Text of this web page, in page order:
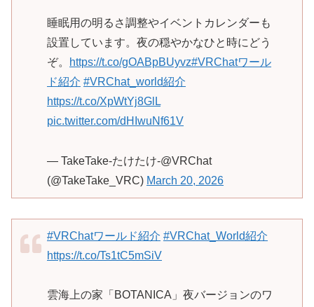
睡眠用の明るさ調整やイベントカレンダーも
設置しています。夜の穏やかなひと時にどう
ぞ。
https://t.co/gOABpBUyvz#VRChatワール
ド紹介 #VRChat_world紹介
https://t.co/XpWtYj8GlL
pic.twitter.com/dHIwuNf61V
— TakeTake-たけたけ-@VRChat
(@TakeTake_VRC) March 20, 2026
#VRChatワールド紹介 #VRChat_World紹介
https://t.co/Ts1tC5mSiV
雲海上の家「BOTANICA」夜バージョンのワ